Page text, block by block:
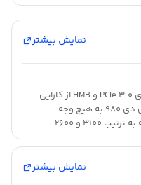
نمایش بیشتر
با استفاده از رابط NVMe و فناوری‌های PCIe 3.0 و HMB از کارایی
با سرعت بالا لذت خواهید برد. اس اس دی 980 به هیچ وجه
سرعت خواندن و نوشتن اطلاعات را که به ترتیب 3100 و 2600
مگابایت بر ثانیه هستند، کاهش نمی‌دهد و حدود 6.2 برابر
با رابط ساتا دارد.
نمایش بیشتر